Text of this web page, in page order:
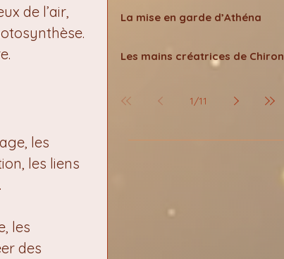
de l’air,
les
les liens
les
des
La mise en garde d’Athéna
Les mains créatrices de Chiron
1/11